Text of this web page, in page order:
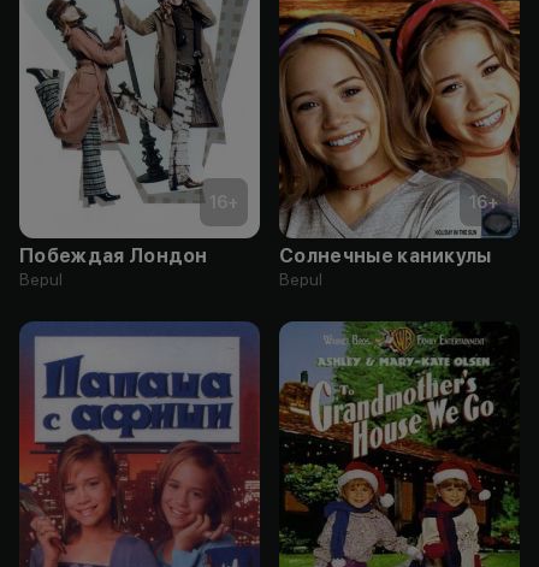
16+
Побеждая Лондон
Bepul
16+
Солнечные каникулы
Bepul